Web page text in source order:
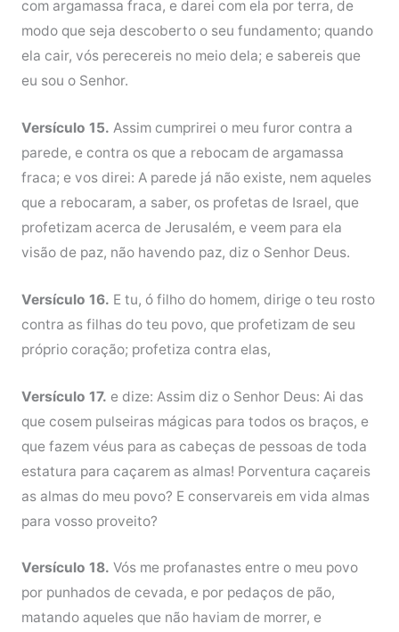
com argamassa fraca, e darei com ela por terra, de
modo que seja descoberto o seu fundamento; quando
ela cair, vós perecereis no meio dela; e sabereis que
eu sou o Senhor.
Versículo 15. Assim cumprirei o meu furor contra a
parede, e contra os que a rebocam de argamassa
fraca; e vos direi: A parede já não existe, nem aqueles
que a rebocaram, a saber, os profetas de Israel, que
profetizam acerca de Jerusalém, e veem para ela
visão de paz, não havendo paz, diz o Senhor Deus.
Versículo 16. E tu, ó filho do homem, dirige o teu rosto
contra as filhas do teu povo, que profetizam de seu
próprio coração; profetiza contra elas,
Versículo 17. e dize: Assim diz o Senhor Deus: Ai das
que cosem pulseiras mágicas para todos os braços, e
que fazem véus para as cabeças de pessoas de toda
estatura para caçarem as almas! Porventura caçareis
as almas do meu povo? E conservareis em vida almas
para vosso proveito?
Versículo 18. Vós me profanastes entre o meu povo
por punhados de cevada, e por pedaços de pão,
matando aqueles que não haviam de morrer, e